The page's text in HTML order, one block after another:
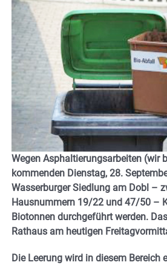
Wegen Asphaltierungsarbeiten (wir
kommenden Dienstag, 28.
Wasserburger Siedlung am Dobl –
Hausnummern 19/22 und 47/50 –
Biotonnen durchgeführt werden.
Rathaus am heutigen
Die Leerung wird in diesem Bereich